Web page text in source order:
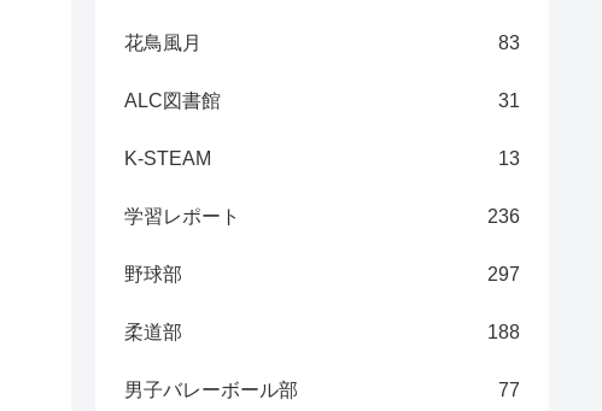
花鳥風月 83
ALC図書館 31
K-STEAM 13
学習レポート 236
野球部 297
柔道部 188
男子バレーボール部 77